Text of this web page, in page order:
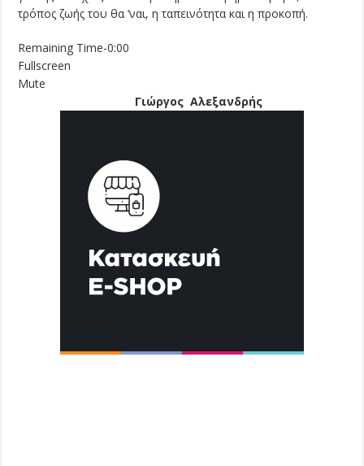
τρόπος ζωής του θα ‘ναι, η ταπεινότητα και η προκοπή.
Remaining Time-0:00
Fullscreen
Mute
Γιώργος Αλεξανδρής